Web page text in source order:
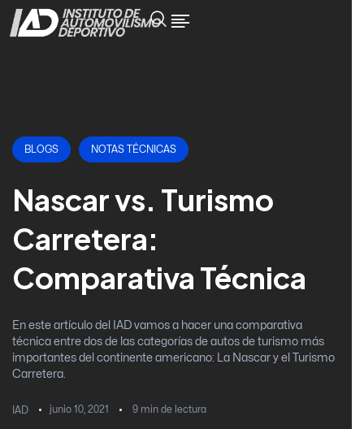
BLOGS NOTAS TÉCNICAS
Nascar vs. Turismo
Carretera:
Comparativa Técnica
En este artículo del IAD vamos a hacer una comparativa
técnica entre dos de las categorías de autos de turismo más
importantes del continente americano: La Nascar y el Turismo
Carretera.
IAD junio 10, 2021 9 min de lectura